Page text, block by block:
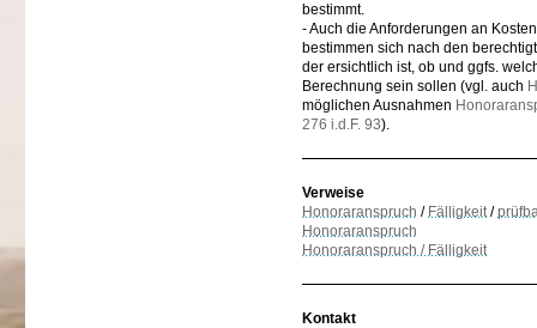
bestimmt.
- Auch die Anforderungen an
bestimmen sich nach den
der ersichtlich ist, ob und ggfs.
Berechnung sein sollen (vgl. auch
möglichen Ausnahmen
276 i.d.F. 93).
Verweise
Honoraranspruch / Fälligkeit/
Honoraranspruch
Honoraranspruch / Fälligkeit
Kontakt